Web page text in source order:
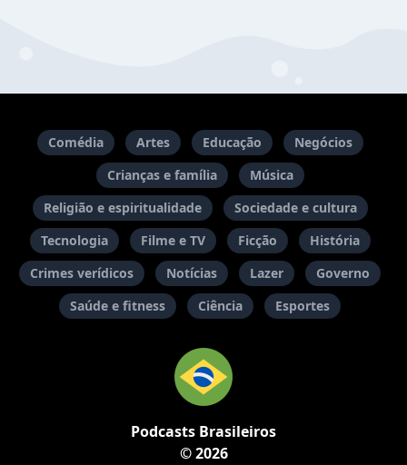
Comédia Artes Educação
Negócios
Crianças e família
Música
Religião e espiritualidade
Sociedade e cultura
Tecnologia
Filme e TV Ficção
História
Crimes verídicos
Notícias Lazer
Governo
Saúde e fitness
Ciência Esportes
Podcasts Brasileiros
© 2026